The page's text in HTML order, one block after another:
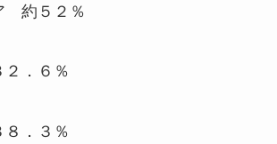
約５２％
．６％
．３％